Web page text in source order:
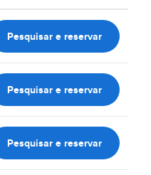
Pesquisar e reservar
Pesquisar e reservar
Pesquisar e reservar